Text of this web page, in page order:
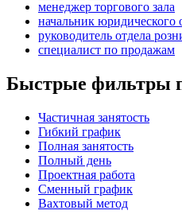
менеджер торгового зала
начальник юридического
руководитель отдела
специалист по продажам
Быстрые фильтры
Частичная занятость
Гибкий график
Полная занятость
Полный день
Проектная работа
Сменный график
Вахтовый метод